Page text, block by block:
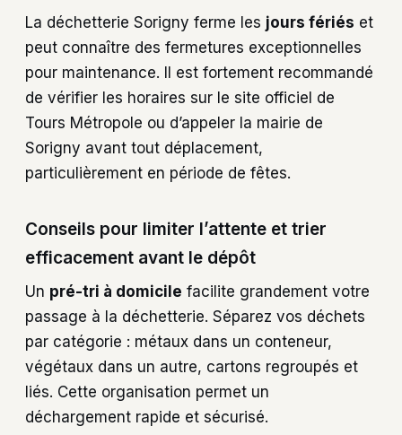
La déchetterie Sorigny ferme les jours fériés et
peut connaître des fermetures exceptionnelles
pour maintenance. Il est fortement recommandé
de vérifier les horaires sur le site officiel de
Tours Métropole ou d’appeler la mairie de
Sorigny avant tout déplacement,
particulièrement en période de fêtes.
Conseils pour limiter l’attente et trier
efficacement avant le dépôt
Un pré-tri à domicile facilite grandement votre
passage à la déchetterie. Séparez vos déchets
par catégorie : métaux dans un conteneur,
végétaux dans un autre, cartons regroupés et
liés. Cette organisation permet un
déchargement rapide et sécurisé.